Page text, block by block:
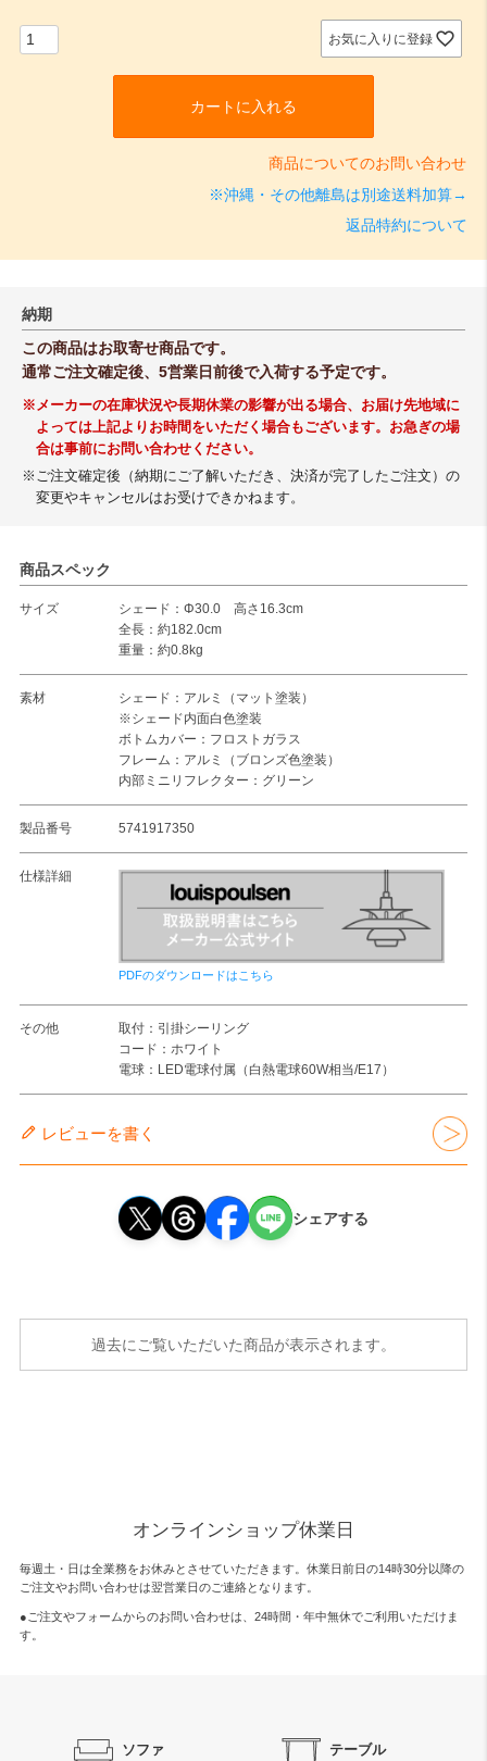
お気に入りに登録
カートに入れる
商品についてのお問い合わせ
※沖縄・その他離島は別途送料加算→
返品特約について
納期
この商品はお取寄せ商品です。
通常ご注文確定後、5営業日前後で入荷する予定です。
※メーカーの在庫状況や長期休業の影響が出る場合、お届け先地域に
よっては上記よりお時間をいただく場合もございます。お急ぎの場
合は事前にお問い合わせください。
※ご注文確定後（納期にご了解いただき、決済が完了したご注文）の
変更やキャンセルはお受けできかねます。
商品スペック
サイズ
シェード：Φ30.0 高さ16.3cm
全長：約182.0cm
重量：約0.8kg
素材
シェード：アルミ（マット塗装）
※シェード内面白色塗装
ボトムカバー：フロストガラス
フレーム：アルミ（ブロンズ色塗装）
内部ミニリフレクター：グリーン
製品番号 5741917350
仕様詳細
PDFのダウンロードはこちら
その他
取付：引掛シーリング
コード：ホワイト
電球：LED電球付属（白熱電球60W相当/E17）
レビューを書く
シェアする
過去にご覧いただいた商品が表示されます。
オンラインショップ休業日
毎週土・日は全業務をお休みとさせていただきます。休業日前日の14時30分以降の
ご注文やお問い合わせは翌営業日のご連絡となります。
●ご注文やフォームからのお問い合わせは、 24時間・年中無休でご利用いただけま
す。
ソファ テーブル